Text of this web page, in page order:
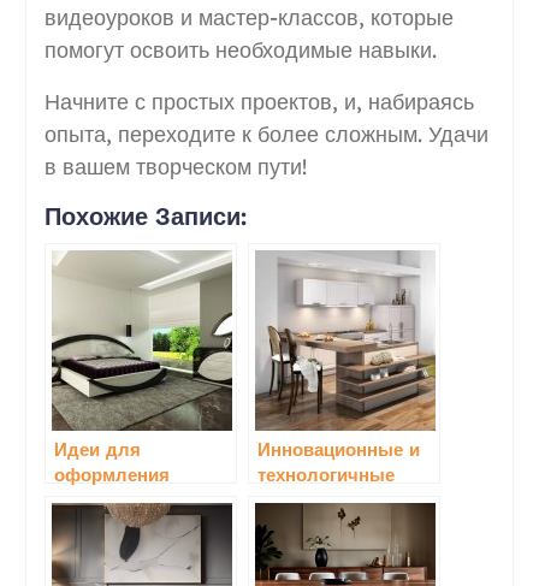
видеоуроков и мастер-классов, которые
помогут освоить необходимые навыки.
Начните с простых проектов, и, набираясь
опыта, переходите к более сложным. Удачи
в вашем творческом пути!
Похожие Записи:
Идеи для
оформления
мебели своими
руками
Инновационные и
технологичные
решения в мебели
для кухни